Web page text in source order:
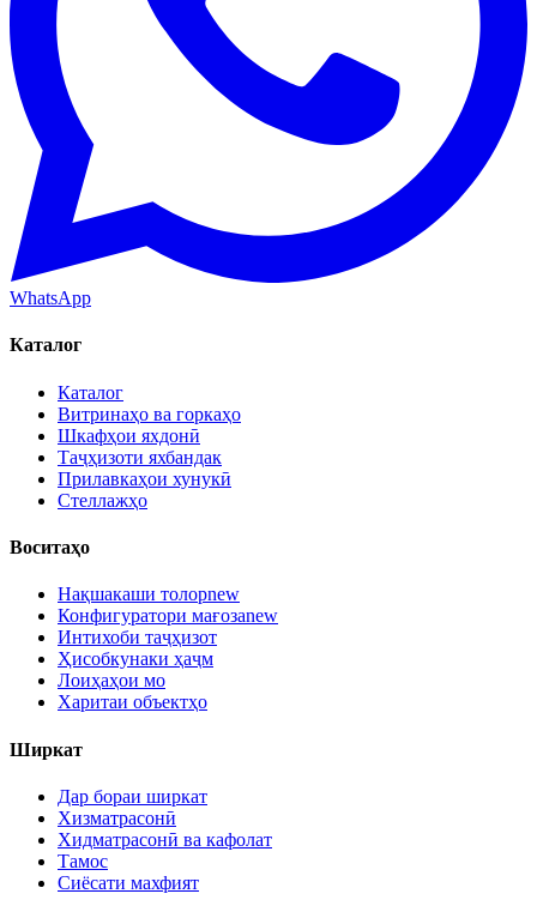
WhatsApp
Каталог
Каталог
Витринаҳо ва горкаҳо
Шкафҳои яхдонӣ
Таҷҳизоти яхбандак
Прилавкаҳои хунукӣ
Стеллажҳо
Воситаҳо
Нақшакаши толорnew
Конфигуратори мағозаnew
Интихоби таҷҳизот
Ҳисобкунаки ҳаҷм
Лоиҳаҳои мо
Харитаи объектҳо
Ширкат
Дар бораи ширкат
Хизматрасонӣ
Хидматрасонӣ ва кафолат
Тамос
Сиёсати махфият